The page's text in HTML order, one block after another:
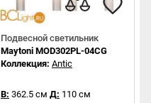
Подвесной светильник
Maytoni MOD302PL-04CG
Коллекция: Antic
В: 362.5 см Д: 110 см